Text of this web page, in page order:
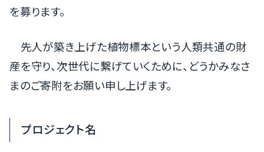
を募ります。
先人が築き上げた植物標本という人類共通の財
産を守り、次世代に繋げていくために、どうかみなさ
まのご寄附をお願い申し上げます。
プロジェクト名